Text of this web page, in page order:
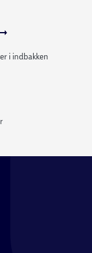
i indbakken